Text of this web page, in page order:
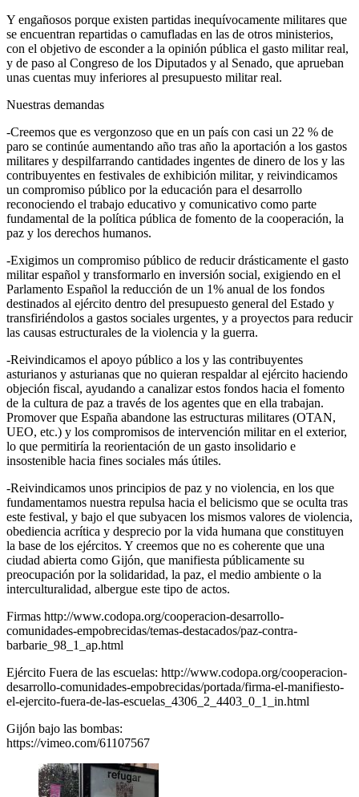
Y engañosos porque existen partidas inequívocamente militares que
se encuentran repartidas o camufladas en las de otros ministerios,
con el objetivo de esconder a la opinión pública el gasto militar real,
y de paso al Congreso de los Diputados y al Senado, que aprueban
unas cuentas muy inferiores al presupuesto militar real.
Nuestras demandas
-Creemos que es vergonzoso que en un país con casi un 22 % de
paro se continúe aumentando año tras año la aportación a los gastos
militares y despilfarrando cantidades ingentes de dinero de los y las
contribuyentes en festivales de exhibición militar, y reivindicamos
un compromiso público por la educación para el desarrollo
reconociendo el trabajo educativo y comunicativo como parte
fundamental de la política pública de fomento de la cooperación, la
paz y los derechos humanos.
-Exigimos un compromiso público de reducir drásticamente el gasto
militar español y transformarlo en inversión social, exigiendo en el
Parlamento Español la reducción de un 1% anual de los fondos
destinados al ejército dentro del presupuesto general del Estado y
transfiriéndolos a gastos sociales urgentes, y a proyectos para reducir
las causas estructurales de la violencia y la guerra.
-Reivindicamos el apoyo público a los y las contribuyentes
asturianos y asturianas que no quieran respaldar al ejército haciendo
objeción fiscal, ayudando a canalizar estos fondos hacia el fomento
de la cultura de paz a través de los agentes que en ella trabajan.
Promover que España abandone las estructuras militares (OTAN,
UEO, etc.) y los compromisos de intervención militar en el exterior,
lo que permitiría la reorientación de un gasto insolidario e
insostenible hacia fines sociales más útiles.
-Reivindicamos unos principios de paz y no violencia, en los que
fundamentamos nuestra repulsa hacia el belicismo que se oculta tras
este festival, y bajo el que subyacen los mismos valores de violencia,
obediencia acrítica y desprecio por la vida humana que constituyen
la base de los ejércitos. Y creemos que no es coherente que una
ciudad abierta como Gijón, que manifiesta públicamente su
preocupación por la solidaridad, la paz, el medio ambiente o la
interculturalidad, albergue este tipo de actos.
Firmas http://www.codopa.org/cooperacion-desarrollo-
comunidades-empobrecidas/temas-destacados/paz-contra-
barbarie_98_1_ap.html
Ejército Fuera de las escuelas: http://www.codopa.org/cooperacion-
desarrollo-comunidades-empobrecidas/portada/firma-el-manifiesto-
el-ejercito-fuera-de-las-escuelas_4306_2_4403_0_1_in.html
Gijón bajo las bombas:
https://vimeo.com/61107567